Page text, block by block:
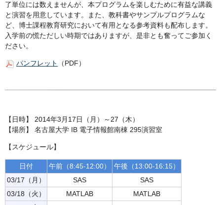
了単位には数えませんが、本プログラムを楽しむために有益な講義
と演習を用意しています。また、教科書やサンプルプログラムな
ど、博士課程教育研究において有用となる参考資料も配布します。
入学前の慌ただしい時期ではありますが、是非とも奮ってご参加く
ださい。
パンフレット （PDF）
【日時】 2014年3月17日（月）～27（木）
【場所】 名古屋大学 IB 電子情報館南棟 295演習室
【スケジュール】
日付 午前（8:45-12:00）
午後（13:00-16:15）
03/17（月）
SAS
SAS
03/18（火）
MATLAB
MATLAB